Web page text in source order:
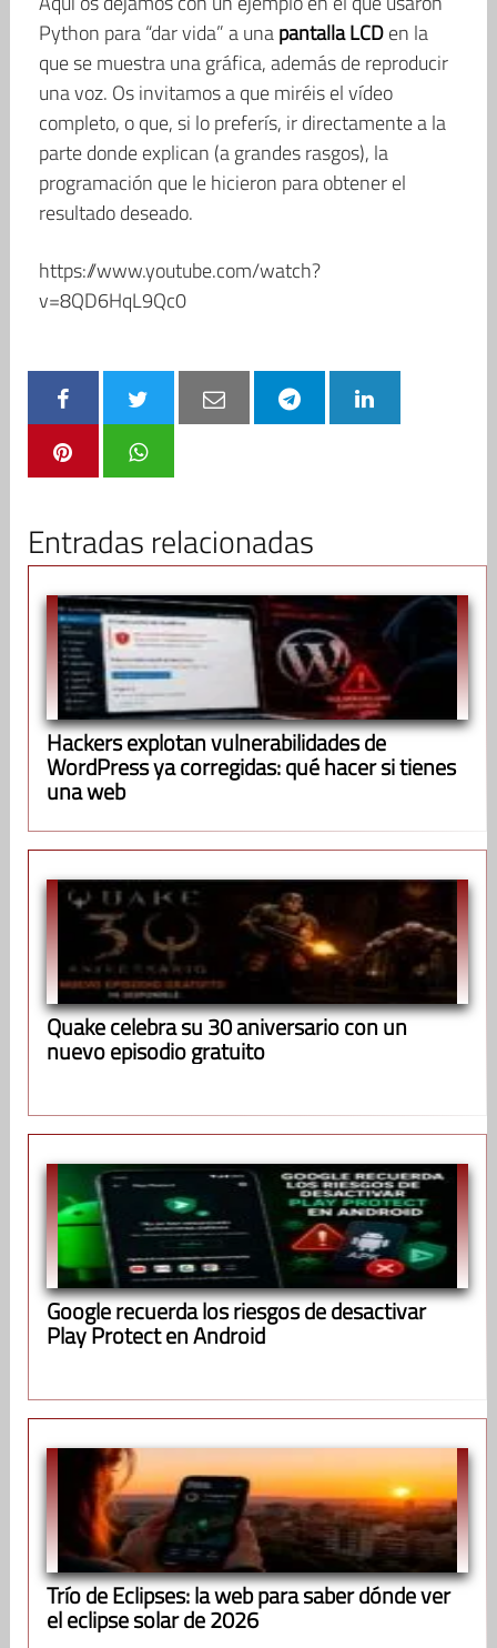
Python para “dar vida” a unapantalla LCDen la
que se muestra una gráfica, además de reproducir
una voz. Os invitamos a que miréis el vídeo
completo, o que, si lo preferís, ir directamente a la
parte donde explican (a grandes rasgos), la
programación que le hicieron para obtener el
resultado deseado.
https://www.youtube.com/watch?
v=8QD6HqL9Qc0
Entradas relacionadas
Hackers explotan vulnerabilidades de
WordPress ya corregidas: qué hacer si tienes
una web
Quake celebra su 30 aniversario con un
nuevo episodio gratuito
Google recuerda los riesgos de desactivar
Play Protect en Android
Trío de Eclipses: la web para saber dónde ver
el eclipse solar de 2026